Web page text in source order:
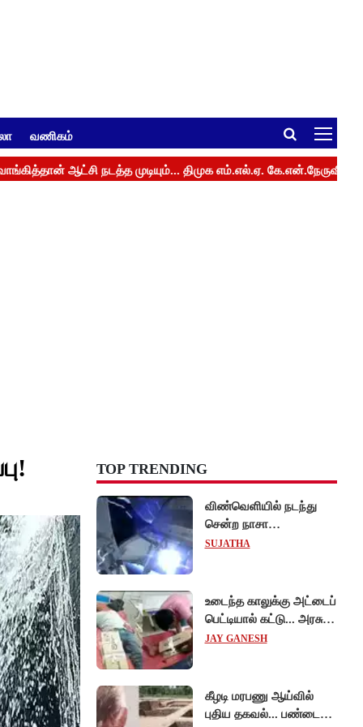
வணிகம்
TOP TRENDING
விண்வெளியில் நடந்து
சென்ற நாசா
விஞ்ஞானிகள்
SUJATHA
உடைந்த காலுக்கு அட்டைப்
பெட்டியால் கட்டு... அரசு
மருத்துவமனையில்
JAY GANESH
கீழடி மரபணு ஆய்வில்
புதிய தகவல்... பண்டைய